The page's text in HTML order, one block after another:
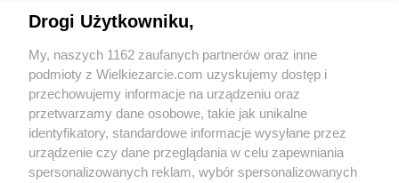
Drogi Użytkowniku,
My, naszych 1162 zaufanych partnerów oraz inne
podmioty z Wielkiezarcie.com uzyskujemy dostęp i
przechowujemy informacje na urządzeniu oraz
przetwarzamy dane osobowe, takie jak unikalne
identyfikatory, standardowe informacje wysyłane przez
urządzenie czy dane przeglądania w celu zapewniania
spersonalizowanych reklam, wybór spersonalizowanych